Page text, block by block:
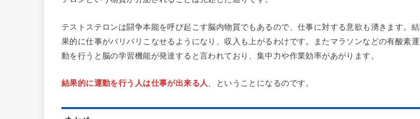
テストステロンは闘争本能を呼び起こす脳内物質でもあるので、仕事に対する意欲も湧きます。結
果的に仕事がバリバリこなせるようになり、収入も上がるわけです。またマラソンなどの有酸素運
動を行うと脳の学習機能が発達すると言われており、集中力や作業効率があがります。
結果的に運動を行う人は仕事が出来る人 、ということになるのです。